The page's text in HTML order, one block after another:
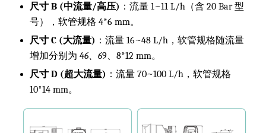
尺寸 B (中流量/高压) ：流量 1~11 L/h（含 20 Bar 型
号），软管规格 4*6 mm。
尺寸 C (大流量) ：流量 16~48 L/h，软管规格随流量
增加分别为 46、69、8*12 mm。
尺寸 D (超大流量) ：流量 70~100 L/h，软管规格
10*14 mm。